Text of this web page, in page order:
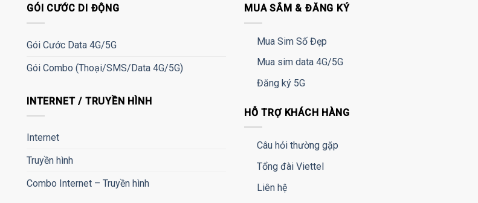
GÓI CƯỚC DI ĐỘNG
Gói Cước Data 4G/5G
Gói Combo (Thoại/SMS/Data 4G/5G)
INTERNET / TRUYỀN HÌNH
Internet
Truyền hình
Combo Internet – Truyền hình
MUA SẮM & ĐĂNG KÝ
Mua Sim Số Đẹp
Mua sim data 4G/5G
Đăng ký 5G
HỖ TRỢ KHÁCH HÀNG
Câu hỏi thường gặp
Tổng đài Viettel
Liên hệ